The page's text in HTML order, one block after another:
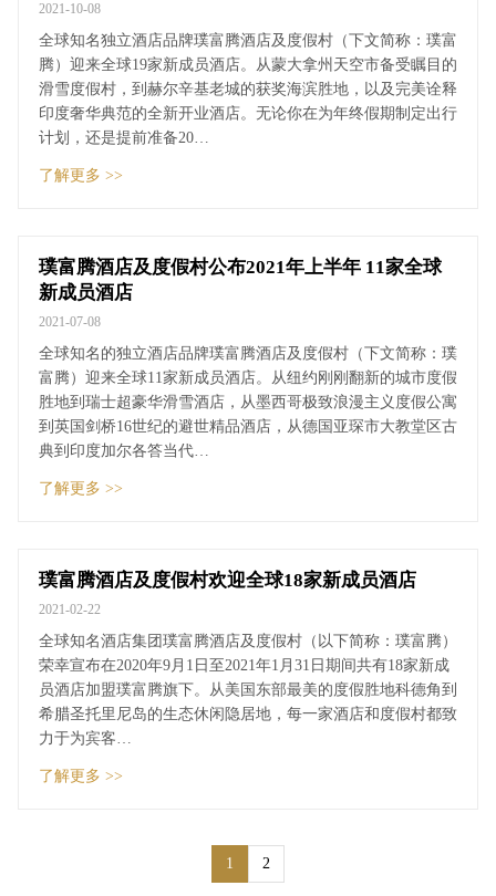
2021-10-08
全球知名独立酒店品牌璞富腾酒店及度假村（下文简称：璞富
腾）迎来全球19家新成员酒店。从蒙大拿州天空市备受瞩目的
滑雪度假村，到赫尔辛基老城的获奖海滨胜地，以及完美诠释
印度奢华典范的全新开业酒店。无论你在为年终假期制定出行
计划，还是提前准备20…
了解更多 >>
璞富腾酒店及度假村公布2021年上半年 11家全球
新成员酒店
2021-07-08
全球知名的独立酒店品牌璞富腾酒店及度假村（下文简称：璞
富腾）迎来全球11家新成员酒店。从纽约刚刚翻新的城市度假
胜地到瑞士超豪华滑雪酒店，从墨西哥极致浪漫主义度假公寓
到英国剑桥16世纪的避世精品酒店，从德国亚琛市大教堂区古
典到印度加尔各答当代…
了解更多 >>
璞富腾酒店及度假村欢迎全球18家新成员酒店
2021-02-22
全球知名酒店集团璞富腾酒店及度假村（以下简称：璞富腾）
荣幸宣布在2020年9月1日至2021年1月31日期间共有18家新成
员酒店加盟璞富腾旗下。从美国东部最美的度假胜地科德角到
希腊圣托里尼岛的生态休闲隐居地，每一家酒店和度假村都致
力于为宾客…
了解更多 >>
1 2